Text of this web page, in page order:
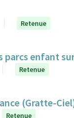
Retenue
parcs enfant
Retenue
(Gratte-
Retenue